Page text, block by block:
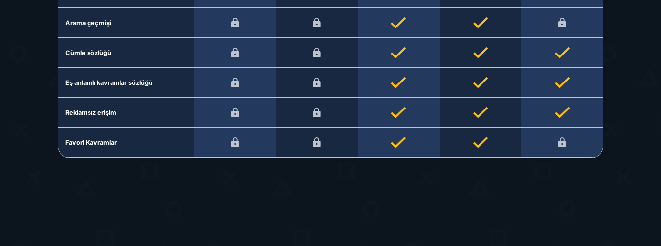
Arama geçmişi
Cümle sözlüğü
Eş anlamlı kavramlar sözlüğü
Reklamsız erişim
Favori Kavramlar